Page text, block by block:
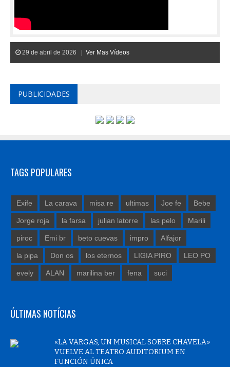
29 de abril de 2026 | Ver Mas Vídeos
PUBLICIDADES
TAGS POPULARES
Exife La carava misa re ultimas Joe fe Bebe
Jorge roja la farsa julian latorre las pelo Marili
piroc Emi br beto cuevas impro Alfajor
la pipa Don os los eternos LIGIA PIRO LEO PO
evely ALAN marilina ber fena suci
ÚLTIMAS NOTÍCIAS
«LA VARGAS, UN MUSICAL SOBRE CHAVELA»
VUELVE AL TEATRO AUDITORIUM EN
FUNCIÓN ÚNICA